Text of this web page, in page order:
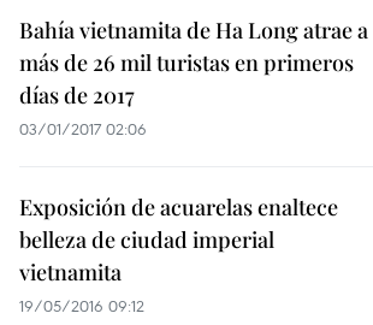
Bahía vietnamita de Ha Long atrae a
más de 26 mil turistas en primeros
días de 2017
03/01/2017 02:06
Exposición de acuarelas enaltece
belleza de ciudad imperial
vietnamita
19/05/2016 09:12